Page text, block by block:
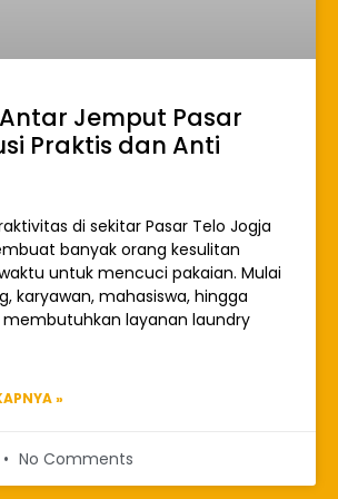
Jemput Pasar
Praktis dan Anti
di sekitar Pasar Telo Jogja
banyak orang kesulitan
untuk mencuci pakaian. Mulai
karyawan, mahasiswa, hingga
membutuhkan layanan laundry
»
No Comments